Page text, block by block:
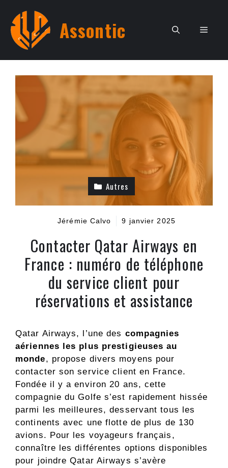
contenu
Assontic Menu
Autres
Jérémie Calvo 9 janvier 2025
Contacter Qatar Airways en
France : numéro de téléphone
du service client pour
réservations et assistance
Qatar Airways, l’une des compagnies
aériennes les plus prestigieuses au
monde, propose divers moyens pour
contacter son service client en France.
Fondée il y a environ 20 ans, cette
compagnie du Golfe s’est rapidement hissée
parmi les meilleures, desservant tous les
continents avec une flotte de plus de 130
avions. Pour les voyageurs français,
connaître les différentes options disponibles
pour joindre Qatar Airways s’avère